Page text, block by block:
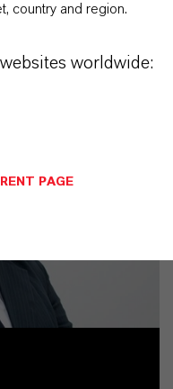
country and region.
worldwide:
PAGE